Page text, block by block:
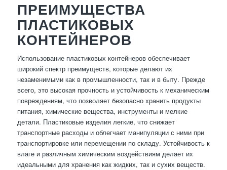
ПРЕИМУЩЕСТВА
ПЛАСТИКОВЫХ
КОНТЕЙНЕРОВ
Использование пластиковых контейнеров обеспечивает
широкий спектр преимуществ, которые делают их
незаменимыми как в промышленности, так и в быту. Прежде
всего, это высокая прочность и устойчивость к механическим
повреждениям, что позволяет безопасно хранить продукты
питания, химические вещества, инструменты и мелкие
детали. Пластиковые изделия легкие, что снижает
транспортные расходы и облегчает манипуляции с ними при
транспортировке или перемещении по складу. Устойчивость к
влаге и различным химическим воздействиям делает их
идеальными для хранения как жидких, так и сухих веществ.